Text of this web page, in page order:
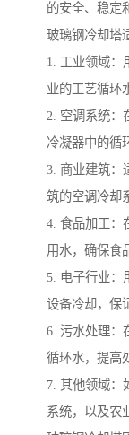
的安全、稳定
玻璃钢冷却塔
1. 工业领域：
业的工艺循环
2. 空调系统：
冷凝器中的循
3. 商业建筑：
筑的空调冷却
4. 食品加工：
用水，确保食
5. 电子行业：
设备冷却，保
6. 污水处理：
循环水，提高
7. 其他领域：
系统，以及农